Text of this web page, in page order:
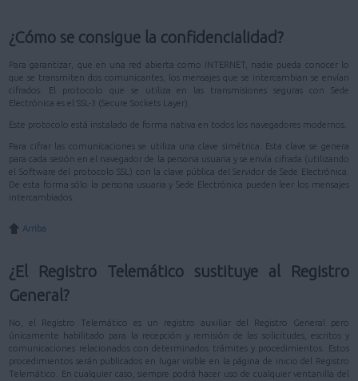
¿Cómo se consigue la confidencialidad?
Para garantizar, que en una red abierta como INTERNET, nadie pueda conocer lo
que se transmiten dos comunicantes, los mensajes que se intercambian se envían
cifrados. El protocolo que se utiliza en las transmisiones seguras con Sede
Electrónica es el SSL-3 (Secure Sockets Layer).
Este protocolo está instalado de forma nativa en todos los navegadores modernos.
Para cifrar las comunicaciones se utiliza una clave simétrica. Esta clave se genera
para cada sesión en el navegador de la persona usuaria y se envía cifrada (utilizando
el Software del protocolo SSL) con la clave pública del Servidor de Sede Electrónica.
De esta forma sólo la persona usuaria y Sede Electrónica pueden leer los mensajes
intercambiados.
Arriba
¿El Registro Telemático sustituye al Registro
General?
No, el Registro Telemático es un registro auxiliar del Registro General pero
únicamente habilitado para la recepción y remisión de las solicitudes, escritos y
comunicaciones relacionados con determinados trámites y procedimientos. Estos
procedimientos serán publicados en lugar visible en la página de inicio del Registro
Telemático. En cualquier caso, siempre podrá hacer uso de cualquier ventanilla del